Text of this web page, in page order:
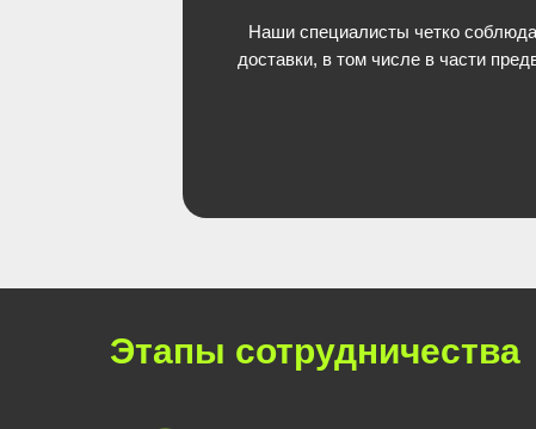
Наши специалисты четко
доставки, в том числе в части
Этапы сотрудничества